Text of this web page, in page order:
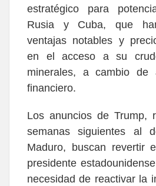
estratégico para
Rusia y Cuba, que
ventajas notables y
en el acceso a su
minerales, a cambio de
financiero.
Los anuncios de Trump,
semanas siguientes al
Maduro, buscan revertir
presidente
necesidad de reactivar la